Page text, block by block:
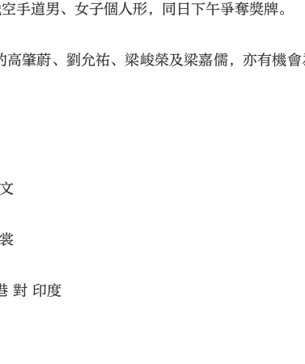
手道男、女子個人形，同日下午爭奪獎牌。
高肇蔚、劉允祐、梁峻榮及梁嘉儒，亦有機
對 印度